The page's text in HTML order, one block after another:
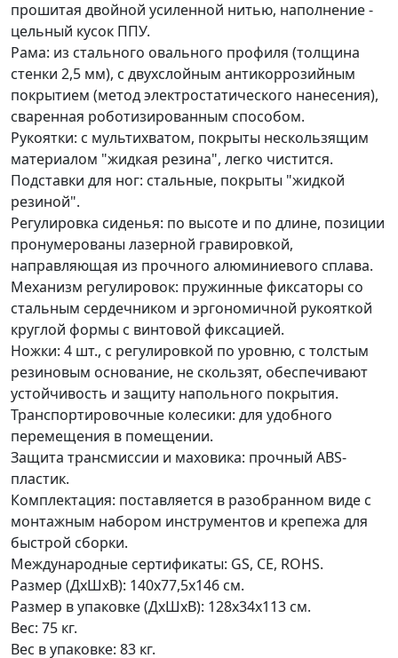
прошитая двойной усиленной нитью, наполнение -
цельный кусок ППУ.
Рама: из стального овального профиля (толщина
стенки 2,5 мм), с двухслойным антикоррозийным
покрытием (метод электростатического нанесения),
сваренная роботизированным способом.
Рукоятки: с мультихватом, покрыты нескользящим
материалом "жидкая резина", легко чистится.
Подставки для ног: стальные, покрыты "жидкой
резиной".
Регулировка сиденья: по высоте и по длине, позиции
пронумерованы лазерной гравировкой,
направляющая из прочного алюминиевого сплава.
Механизм регулировок: пружинные фиксаторы со
стальным сердечником и эргономичной рукояткой
круглой формы с винтовой фиксацией.
Ножки: 4 шт., с регулировкой по уровню, с толстым
резиновым основание, не скользят, обеспечивают
устойчивость и защиту напольного покрытия.
Транспортировочные колесики: для удобного
перемещения в помещении.
Защита трансмиссии и маховика: прочный ABS-
пластик.
Комплектация: поставляется в разобранном виде с
монтажным набором инструментов и крепежа для
быстрой сборки.
Международные сертификаты: GS, CE, ROHS.
Размер (ДхШхВ): 140х77,5х146 см.
Размер в упаковке (ДхШхВ): 128х34х113 см.
Вес: 75 кг.
Вес в упаковке: 83 кг.